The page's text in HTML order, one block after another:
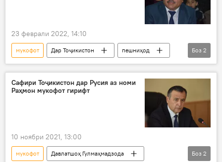
23 феврали 2022, 14:10
мукофот Дар Тоҷикистон
пешниҳод
Рӯдакӣ
Аловуддин Абдуллоев
Боз 2
Сафири Тоҷикистон дар Русия аз номи
Раҳмон мукофот гирифт
10 ноябри 2021, 13:00
мукофот
Давлатшоҳ Гулмаҳмадзода
Боз 2